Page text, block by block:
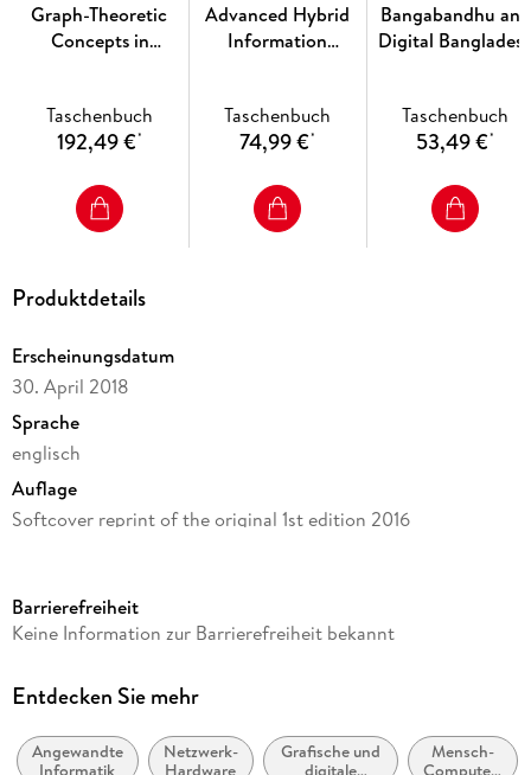
Graph-Theoretic
Concepts in
Taschenbuch
192,49 €*
Advanced Hybrid
Information
Taschenbuch
74,99 €*
Bangabandhu and
Digital
Taschenbuch
53,49 €*
Produktdetails
Erscheinungsdatum
30. April 2018
Sprache
englisch
Auflage
Softcover reprint of the original 1st edition 2016
Reihe
Herausgegeben von
Van der Velden, Herbert Hrachovec
Barrierefreiheit
Keine Information zur Barrierefreiheit bekannt
Entdecken Sie mehr
Angewandte
Netzwerk-
Grafische und
Mensch-